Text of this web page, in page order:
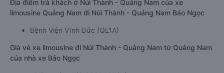
Địa điểm trả khách ở Núi Thành - Quảng Nam của xe
limousine Quảng Nam đi Núi Thành - Quảng Nam Bảo Ngọc
Bệnh Viện Vĩnh Đức (QL1A)
Giá vé xe limousine đi Núi Thành - Quảng Nam từ Quảng Nam
của nhà xe Bảo Ngọc